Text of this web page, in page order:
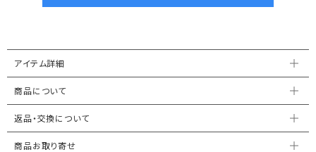
アイテム詳細
商品について
返品・交換について
商品お取り寄せ